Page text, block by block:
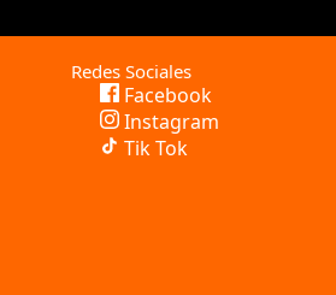
Redes Sociales
Facebook
Instagram
Tik Tok